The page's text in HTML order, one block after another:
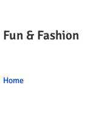
Fun & Fashion
Home